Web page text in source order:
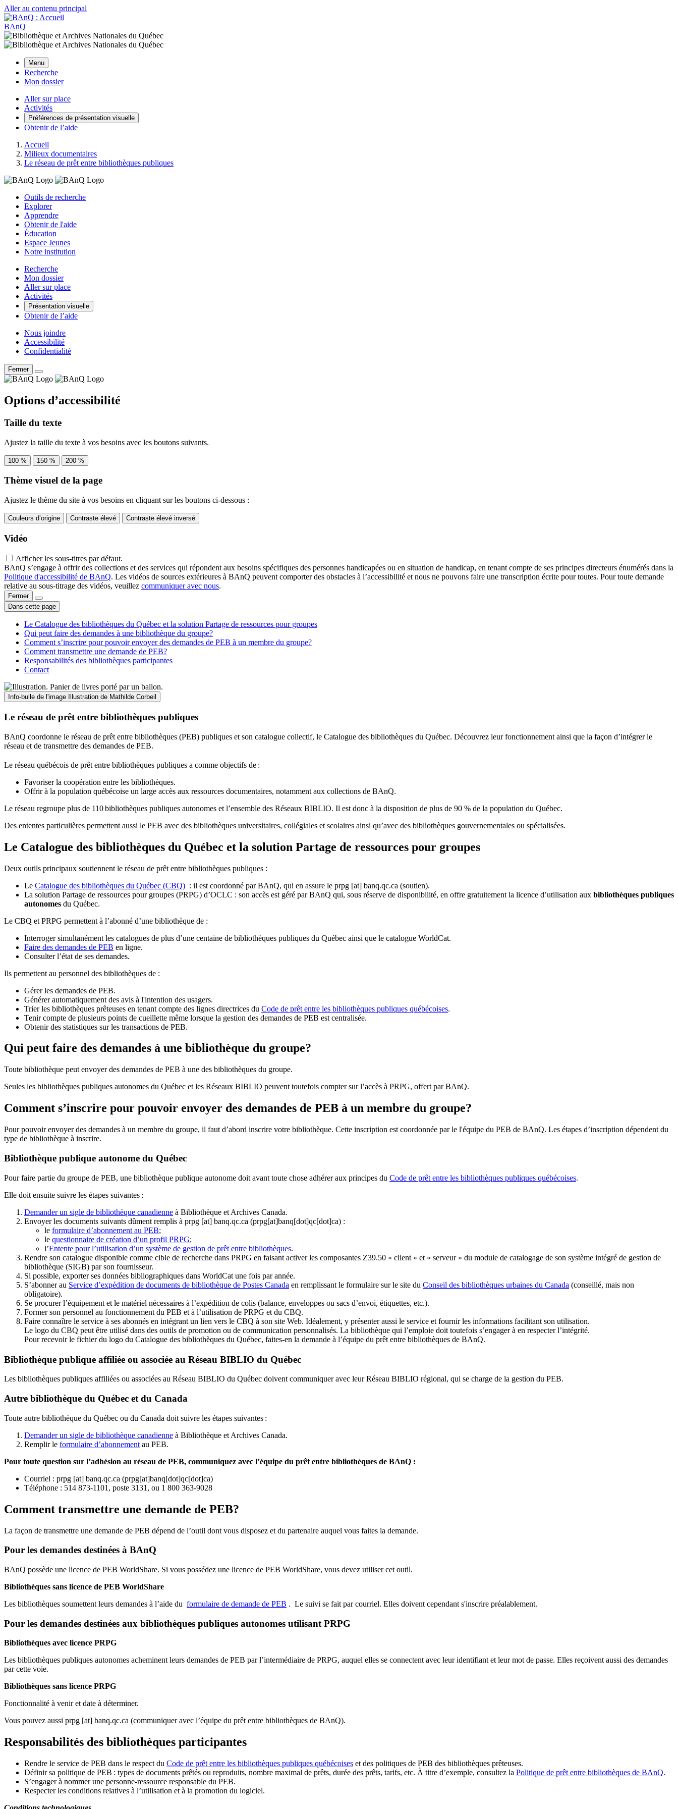
Aller au contenu principal
BAnQ
Menu
Recherche
Mon dossier
Aller sur place
Activités
Préférences de présentation visuelle
Obtenir de l’aide
Accueil
Milieux documentaires
Le réseau de prêt entre bibliothèques publiques
Outils de recherche
Explorer
Apprendre
Obtenir de l'aide
Éducation
Espace Jeunes
Notre institution
Recherche
Mon dossier
Aller sur place
Activités
Présentation visuelle
Obtenir de l’aide
Nous joindre
Accessibilité
Confidentialité
Fermer
Options d’accessibilité
Taille du texte
Ajustez la taille du texte à vos besoins avec les boutons suivants.
100 % 150 % 200 %
Thème visuel de la page
Ajustez le thème du site à vos besoins en cliquant sur les boutons ci-dessous :
Couleurs d’origine Contraste élevé Contraste élevé inversé
Vidéo
Afficher les sous-titres par défaut.
BAnQ s’engage à offrir des collections et des services qui répondent aux besoins spécifiques des personnes handicapées ou en situation de handicap, en tenant compte de ses principes directeurs énumérés dans la
Politique d'accessibilité de BAnQ. Les vidéos de sources extérieures à BAnQ peuvent comporter des obstacles à l’accessibilité et nous ne pouvons faire une transcription écrite pour toutes. Pour toute demande
relative au sous-titrage des vidéos, veuillez communiquer avec nous.
Fermer
Dans cette page
Le Catalogue des bibliothèques du Québec et la solution Partage de ressources pour groupes
Qui peut faire des demandes à une bibliothèque du groupe?
Comment s’inscrire pour pouvoir envoyer des demandes de PEB à un membre du groupe?
Comment transmettre une demande de PEB?
Responsabilités des bibliothèques participantes
Contact
Info-bulle de l'image Illustration de Mathilde Corbeil
Le réseau de prêt entre bibliothèques publiques
BAnQ coordonne le réseau de prêt entre bibliothèques (PEB) publiques et son catalogue collectif, le Catalogue des bibliothèques du Québec. Découvrez leur fonctionnement ainsi que la façon d’intégrer le
réseau et de transmettre des demandes de PEB.
Le réseau québécois de prêt entre bibliothèques publiques a comme objectifs de :
Favoriser la coopération entre les bibliothèques.
Offrir à la population québécoise un large accès aux ressources documentaires, notamment aux collections de BAnQ.
Le réseau regroupe plus de 110bibliothèques publiques autonomes et l’ensemble des Réseaux BIBLIO. Il est donc à la disposition de plus de 90 % de la population du Québec.
Des ententes particulières permettent aussi le PEB avec des bibliothèques universitaires, collégiales et scolaires ainsi qu’avec des bibliothèques gouvernementales ou spécialisées.
Le Catalogue des bibliothèques du Québec et la solution Partage de ressources pour groupes
Deux outils principaux soutiennent le réseau de prêt entre bibliothèques publiques :
Le Catalogue des bibliothèques du Québec (CBQ) : il est coordonné par BAnQ, qui en assure le prpg [at] banq.qc.ca (soutien).
La solution Partage de ressources pour groupes (PRPG) d’OCLC : son accès est géré par BAnQ qui, sous réserve de disponibilité, en offre gratuitement la licence d’utilisation aux bibliothèques publiques
autonomes du Québec.
Le CBQ et PRPG permettent à l’abonné d’une bibliothèque de :
Interroger simultanément les catalogues de plus d’une centaine de bibliothèques publiques du Québec ainsi que le catalogue WorldCat.
Faire des demandes de PEB en ligne.
Consulter l’état de ses demandes.
Ils permettent au personnel des bibliothèques de :
Gérer les demandes de PEB.
Générer automatiquement des avis à l'intention des usagers.
Trier les bibliothèques prêteuses en tenant compte des lignes directrices du Code de prêt entre les bibliothèques publiques québécoises.
Tenir compte de plusieurs points de cueillette même lorsque la gestion des demandes de PEB est centralisée.
Obtenir des statistiques sur les transactions de PEB.
Qui peut faire des demandes à une bibliothèque du groupe?
Toute bibliothèque peut envoyer des demandes de PEB à une des bibliothèques du groupe.
Seules les bibliothèques publiques autonomes du Québec et les Réseaux BIBLIO peuvent toutefois compter sur l’accès à PRPG, offert par BAnQ.
Comment s’inscrire pour pouvoir envoyer des demandes de PEB à un membre du groupe?
Pour pouvoir envoyer des demandes à un membre du groupe, il faut d’abord inscrire votre bibliothèque. Cette inscription est coordonnée par le l'équipe du PEB de BAnQ. Les étapes d’inscription dépendent du
type de bibliothèque à inscrire.
Bibliothèque publique autonome du Québec
Pour faire partie du groupe de PEB, une bibliothèque publique autonome doit avant toute chose adhérer aux principes du Code de prêt entre les bibliothèques publiques québécoises.
Elle doit ensuite suivre les étapes suivantes :
Demander un sigle de bibliothèque canadienne à Bibliothèque et Archives Canada.
Envoyer les documents suivants dûment remplis à prpg [at] banq.qc.ca (prpg[at]banq[dot]qc[dot]ca) :
le formulaire d’abonnement au PEB;
le questionnaire de création d’un profil PRPG;
l’Entente pour l’utilisation d’un système de gestion de prêt entre bibliothèques.
Rendre son catalogue disponible comme cible de recherche dans PRPG en faisant activer les composantes Z39.50 « client » et « serveur » du module de catalogage de son système intégré de gestion de
bibliothèque (SIGB) par son fournisseur.
Si possible, exporter ses données bibliographiques dans WorldCat une fois par année.
S’abonner au Service d’expédition de documents de bibliothèque de Postes Canada en remplissant le formulaire sur le site du Conseil des bibliothèques urbaines du Canada (conseillé, mais non
obligatoire).
Se procurer l’équipement et le matériel nécessaires à l’expédition de colis (balance, enveloppes ou sacs d’envoi, étiquettes, etc.).
Former son personnel au fonctionnement du PEB et à l’utilisation de PRPG et du CBQ.
Faire connaître le service à ses abonnés en intégrant un lien vers le CBQ à son site Web. Idéalement, y présenter aussi le service et fournir les informations facilitant son utilisation.
Le logo du CBQ peut être utilisé dans des outils de promotion ou de communication personnalisés. La bibliothèque qui l’emploie doit toutefois s’engager à en respecter l’intégrité.
Pour recevoir le fichier du logo du Catalogue des bibliothèques du Québec, faites-en la demande à l’équipe du prêt entre bibliothèques de BAnQ.
Bibliothèque publique affiliée ou associée au Réseau BIBLIO du Québec
Les bibliothèques publiques affiliées ou associées au Réseau BIBLIO du Québec doivent communiquer avec leur Réseau BIBLIO régional, qui se charge de la gestion du PEB.
Autre bibliothèque du Québec et du Canada
Toute autre bibliothèque du Québec ou du Canada doit suivre les étapes suivantes :
Demander un sigle de bibliothèque canadienne à Bibliothèque et Archives Canada.
Remplir le formulaire d’abonnement au PEB.
Pour toute question sur l’adhésion au réseau de PEB, communiquez avec l’équipe du prêt entre bibliothèques de BAnQ :
Courriel : prpg [at] banq.qc.ca (prpg[at]banq[dot]qc[dot]ca)
Téléphone : 514 873-1101, poste 3131, ou 1 800 363-9028
Comment transmettre une demande de PEB?
La façon de transmettre une demande de PEB dépend de l’outil dont vous disposez et du partenaire auquel vous faites la demande.
Pour les demandes destinées à BAnQ
BAnQ possède une licence de PEB WorldShare. Si vous possédez une licence de PEB WorldShare, vous devez utiliser cet outil.
Bibliothèques sans licence de PEB WorldShare
Les bibliothèques soumettent leurs demandes à l’aide du formulaire de demande de PEB . Le suivi se fait par courriel. Elles doivent cependant s'inscrire préalablement.
Pour les demandes destinées aux bibliothèques publiques autonomes utilisant PRPG
Bibliothèques avec licence PRPG
Les bibliothèques publiques autonomes acheminent leurs demandes de PEB par l’intermédiaire de PRPG, auquel elles se connectent avec leur identifiant et leur mot de passe. Elles reçoivent aussi des demandes
par cette voie.
Bibliothèques sans licence PRPG
Fonctionnalité à venir et date à déterminer.
Vous pouvez aussi prpg [at] banq.qc.ca (communiquer avec l’équipe du prêt entre bibliothèques de BAnQ).
Responsabilités des bibliothèques participantes
Rendre le service de PEB dans le respect du Code de prêt entre les bibliothèques publiques québécoises et des politiques de PEB des bibliothèques prêteuses.
Définir sa politique de PEB : types de documents prêtés ou reproduits, nombre maximal de prêts, durée des prêts, tarifs, etc. À titre d’exemple, consultez la Politique de prêt entre bibliothèques de BAnQ.
S’engager à nommer une personne-ressource responsable du PEB.
Respecter les conditions relatives à l’utilisation et à la promotion du logiciel.